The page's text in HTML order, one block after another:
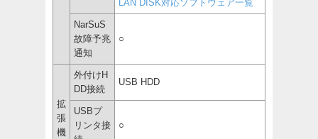
LAN DISK対応ソフトウェア一覧
NarSuS
故障予兆
通知
○
拡
張
機
外付けH
DD接続
USB HDD
USBプ
リンタ接
○